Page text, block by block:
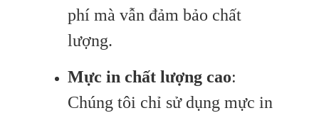
phí mà vẫn đảm bảo chất
lượng.
Mực in chất lượng cao:
Chúng tôi chỉ sử dụng mực in